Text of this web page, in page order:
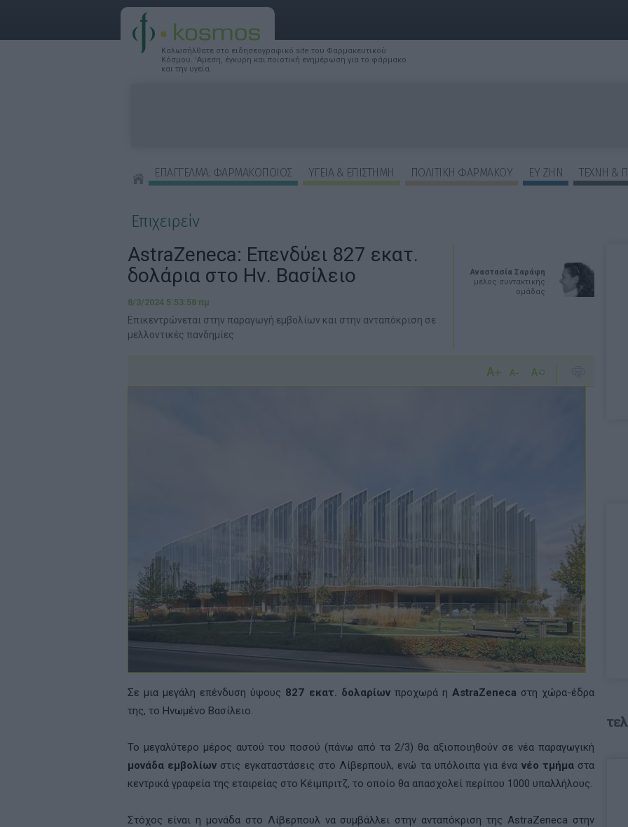
Καλωσήλθατε στο ειδησεογραφικό site του Φαρμακευτικού
Κόσμου. 'Αμεση, έγκυρη και ποιοτική ενημέρωση για το φάρμακο
και την υγεία.
ΕΠΑΓΓΕΛΜΑ: ΦΑΡΜΑΚΟΠΟΙΟΣ ΥΓΕΙΑ & ΕΠΙΣΤΗΜΗ ΠΟΛΙΤΙΚΗ ΦΑΡΜΑΚΟΥ ΕΥ ΖΗΝ
ΤΕΧΝΗ &
Επιχειρείν
Αναστασία Σαράφη
μέλος συντακτικής
ομάδας
AstraZeneca: Επενδύει 827 εκατ.
δολάρια στο Ην. Βασίλειο
8/3/2024 5:53:58 πμ
Επικεντρώνεται στην παραγωγή εμβολίων και στην ανταπόκριση σε
μελλοντικές πανδημίες
Σε μια μεγάλη επένδυση ύψους 827 εκατ. δολαρίωνπροχωρά η AstraZeneca στη χώρα-έδρα
της, το Ηνωμένο Βασίλειο.
Το μεγαλύτερο μέρος αυτού του ποσού (πάνω από τα 2/3) θα αξιοποιηθούν σε νέα παραγωγική
μονάδα εμβολίων στις εγκαταστάσεις στο Λίβερπουλ, ενώ τα υπόλοιπα για ένα νέο τμήμαστα
κεντρικά γραφεία της εταιρείας στο Κέιμπριτζ, το οποίο θα απασχολεί περίπου 1000 υπαλλήλους.
Στόχος είναι η μονάδα στο Λίβερπουλ να συμβάλλει στην ανταπόκριση τηςAstraZeneca στην